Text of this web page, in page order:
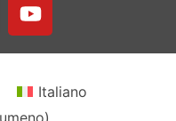
Italiano
)